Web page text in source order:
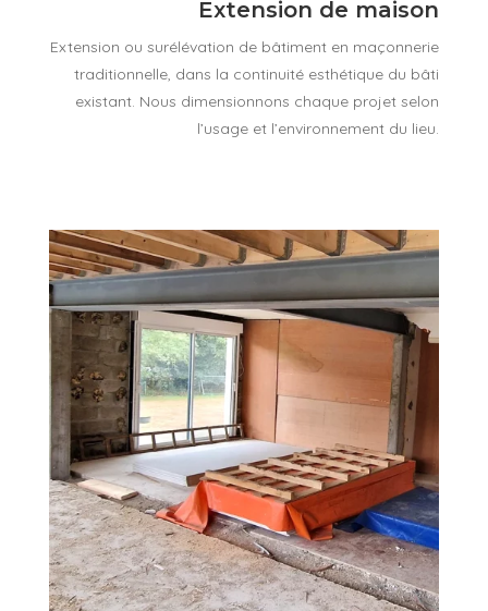
Extension de maison
Extension ou surélévation de bâtiment en maçonnerie
traditionnelle, dans la continuité esthétique du bâti
existant. Nous dimensionnons chaque projet selon
l’usage et l’environnement du lieu.